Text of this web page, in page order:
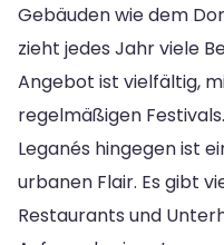
Gebäuden wie dem
zieht jedes Jahr viele
Angebot ist vielfältig,
regelmäßigen Festivals.
Leganés hingegen ist
urbanen Flair. Es gibt
Restaurants und